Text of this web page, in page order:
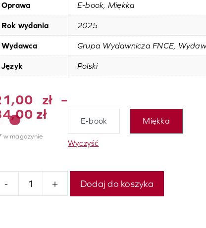
Oprawa E-book, Miękka
Rok wydania 2025
Wydawca Grupa Wydawnicza FNCE,
Język Polski
zł
–
złZakres
do
34,00 zł
E-book Miękka
Wyczyść
w magazynie
- + Dodaj do koszyka